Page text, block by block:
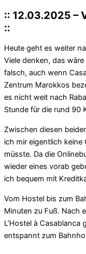
:: 12.03.2025 –
::
Heute geht es weiter
Viele denken, das wäre
falsch, auch wenn
Zentrum Marokkos
es nicht weit nach
Stunde für die rund 90
Zwischen diesen
ich mir eigentlich
müsste. Da die
wieder eines vorab
ich bequem mit
Vom Hostel bis zum
Minuten zu Fuß. Nach
L’Hostel à
entspannt zum